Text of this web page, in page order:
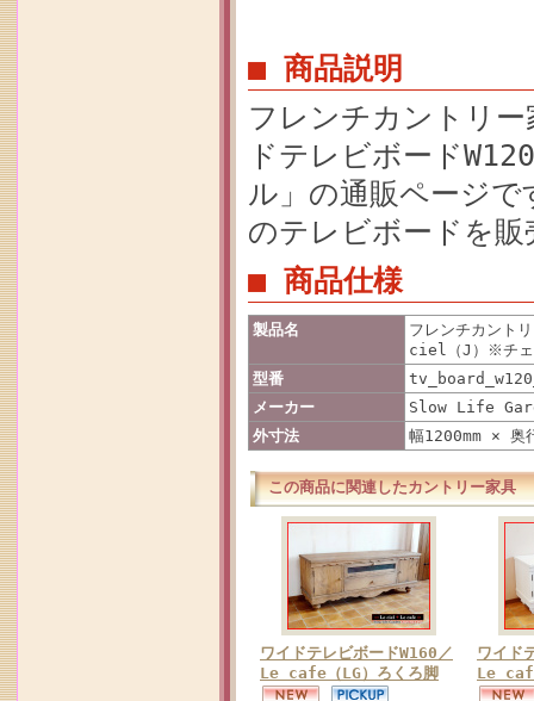
■ 商品説明
フレンチカントリ
ドテレビボード
ル」の通販ページ
のテレビボードを
■ 商品仕様
製品名
フレンチカント
ciel（J）※チェ
型番
メーカー
Slow Life
外寸法
幅1200mm × 奥
この商品に関連したカントリー家具
ワイドテレビボードW160／
Le cafe（LG）ろくろ脚
ワイド
Le